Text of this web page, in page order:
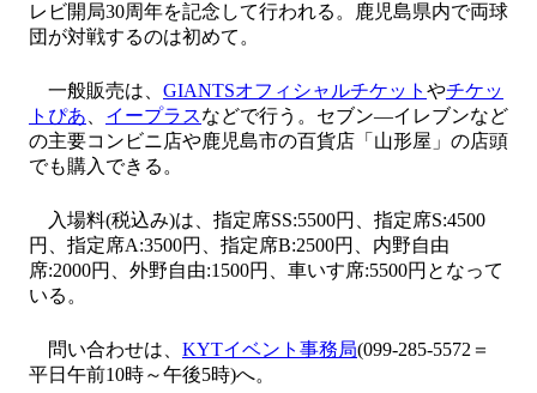
レビ開局30周年を記念して行われる。鹿児島県内で両球
団が対戦するのは初めて。
一般販売は、 GIANTSオフィシャルチケット やチケッ
トぴあ
イープラスなどで行う。セブン―イレブンなど
の主要コンビニ店や鹿児島市の百貨店「山形屋」の店頭
でも購入できる。
入場料(税込み)は、指定席SS:5500円、指定席S:4500
円、指定席A:3500円、指定席B:2500円、内野自由
席:2000円、外野自由:1500円、車いす席:5500円となって
いる。
問い合わせは、 KYTイベント事務局(099-285-5572＝
平日午前10時～午後5時)へ。